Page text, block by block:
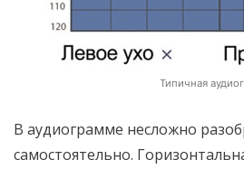
Типичная
В аудиограмме несложно
самостоятельно.